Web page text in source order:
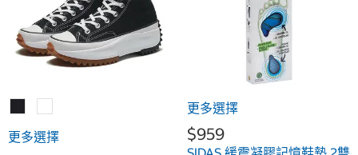
更多選擇
更多選擇
$959